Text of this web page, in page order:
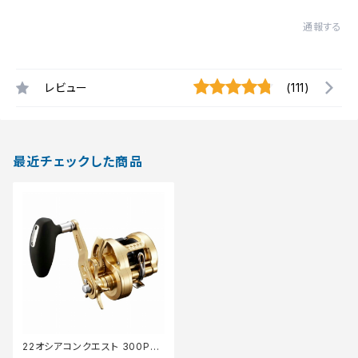
通報する
レビュー (111)
最近チェックした商品
22オシアコンクエスト 300PG